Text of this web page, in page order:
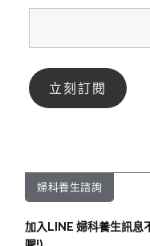
婦科養生諮詢
加入LINE 婦科養生訊息